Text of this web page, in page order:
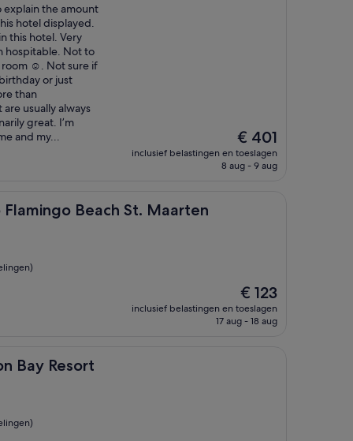
explain the amount
hotel displayed.
this hotel. Very
hospitable. Not to
☺️. Not sure if
or just
than
usually always
great. I’m
and my...
De
prijs
is
€ 401
inclusief belastingen en toeslagen
8 aug - 9 aug
Beach St. Maarten
Beach St. Maarten
De
prijs
is
€ 123
inclusief belastingen en toeslagen
17 aug - 18 aug
Bay Resort